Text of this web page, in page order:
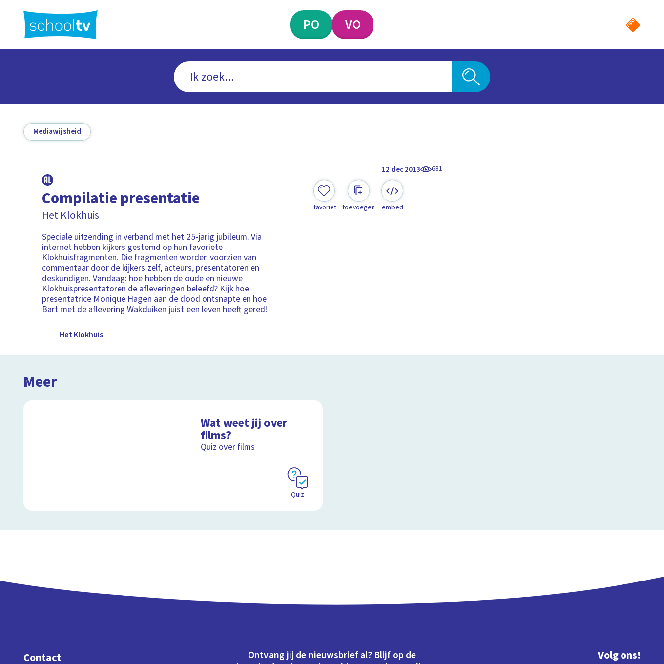
hoofdinhoud
PO VO
Mediawijsheid
12 dec 2013 681
Compilatie presentatie
Het Klokhuis
Speciale uitzending in verband met het 25-jarig jubileum. Via
internet hebben kijkers gestemd op hun favoriete
Klokhuisfragmenten. Die fragmenten worden voorzien van
commentaar door de kijkers zelf, acteurs, presentatoren en
deskundigen. Vandaag: hoe hebben de oude en nieuwe
Klokhuispresentatoren de afleveringen beleefd? Kijk hoe
presentatrice Monique Hagen aan de dood ontsnapte en hoe
Bart met de aflevering Wakduiken juist een leven heeft gered!
Het Klokhuis
favoriet toevoegen embed
Meer
Wat weet jij over
films?
Quiz over films
Quiz
Contact
Ontvang jij de nieuwsbrief al? Blijf op de
Volg ons!